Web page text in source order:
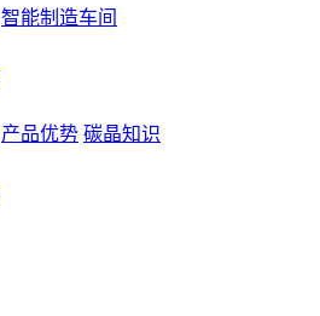
智能制造车间
产品优势 碳晶知识